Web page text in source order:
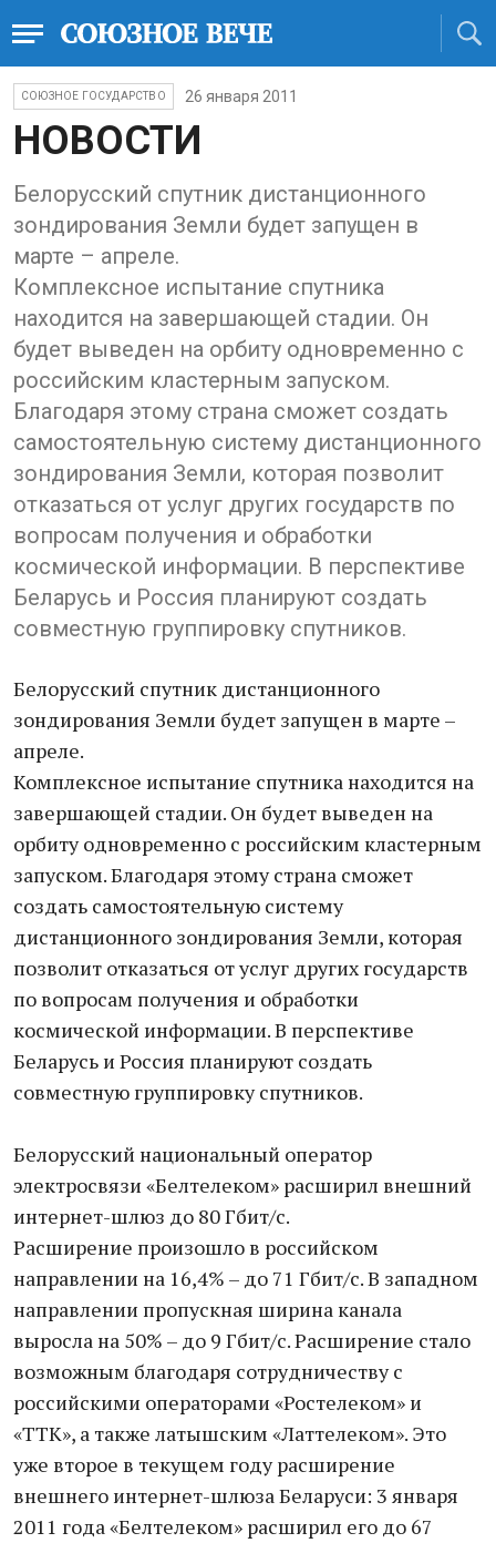
СОЮЗНОЕ ГОСУДАРСТВО 26 января 2011
НОВОСТИ
Белорусский спутник дистанционного
зондирования Земли будет запущен в
марте – апреле.
Комплексное испытание спутника
находится на завершающей стадии. Он
будет выведен на орбиту одновременно с
российским кластерным запуском.
Благодаря этому страна сможет создать
самостоятельную систему дистанционного
зондирования Земли, которая позволит
отказаться от услуг других государств по
вопросам получения и обработки
космической информации. В перспективе
Беларусь и Россия планируют создать
совместную группировку спутников.
Белорусский спутник дистанционного
зондирования Земли будет запущен в марте –
апреле.
Комплексное испытание спутника находится на
завершающей стадии. Он будет выведен на
орбиту одновременно с российским кластерным
запуском. Благодаря этому страна сможет
создать самостоятельную систему
дистанционного зондирования Земли, которая
позволит отказаться от услуг других государств
по вопросам получения и обработки
космической информации. В перспективе
Беларусь и Россия планируют создать
совместную группировку спутников.
Белорусский национальный оператор
электросвязи «Белтелеком» расширил внешний
интернет-шлюз до 80 Гбит/с.
Расширение произошло в российском
направлении на 16,4% – до 71 Гбит/с. В западном
направлении пропускная ширина канала
выросла на 50% – до 9 Гбит/с. Расширение стало
возможным благодаря сотрудничеству с
российскими операторами «Ростелеком» и
«ТТК», а также латышским «Латтелеком». Это
уже второе в текущем году расширение
внешнего интернет-шлюза Беларуси: 3 января
2011 года «Белтелеком» расширил его до 67